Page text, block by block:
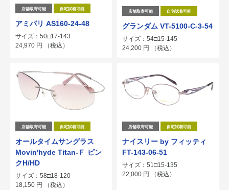
店舗取寄可能 自宅試着可能
アミパリ AS160-24-48
サイズ：50□17-143
24,970 円 （税込）
店舗取寄可能 自宅試着可能
グランダム VT-5100-C-3-54
サイズ：54□15-145
24,200 円 （税込）
店舗取寄可能 自宅試着可能
オールタイムサングラス
Movin'hyde Titan-Ｆ ピン
クH/HD
サイズ：58□18-120
18,150 円 （税込）
店舗取寄可能 自宅試着可能
ナイスリー by フィッティ
FT-143-06-51
サイズ：51□15-135
22,000 円 （税込）